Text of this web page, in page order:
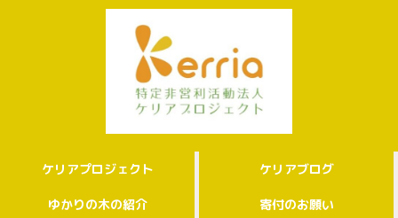
ケリアプロジェクト ケリアブログ
ゆかりの木の紹介 寄付のお願い